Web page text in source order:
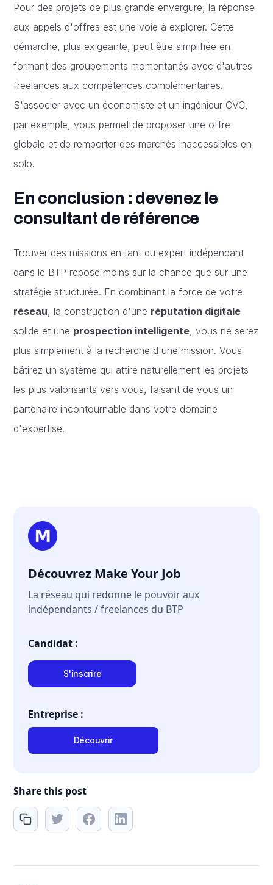
Pour des projets de plus grande envergure, la réponse
aux appels d'offres est une voie à explorer. Cette
démarche, plus exigeante, peut être simplifiée en
formant des groupements momentanés avec d'autres
freelances aux compétences complémentaires.
S'associer avec un économiste et un ingénieur CVC,
par exemple, vous permet de proposer une offre
globale et de remporter des marchés inaccessibles en
solo.
En conclusion : devenez le
consultant de référence
Trouver des missions en tant qu'expert indépendant
dans le BTP repose moins sur la chance que sur une
stratégie structurée. En combinant la force de votre
réseau , la construction d'une réputation digitale
solide et une prospection intelligente , vous ne serez
plus simplement à la recherche d'une mission. Vous
bâtirez un système qui attire naturellement les projets
les plus valorisants vers vous, faisant de vous un
partenaire incontournable dans votre domaine
d'expertise.
Découvrez Make Your Job
La réseau qui redonne le pouvoir aux
indépendants / freelances du BTP
Candidat :
S'inscrire
Entreprise :
Découvrir
Share this post